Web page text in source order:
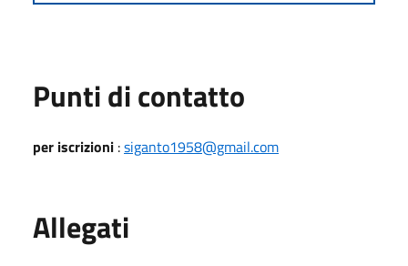
Punti di contatto
per iscrizioni :siganto1958@gmail.com
Allegati